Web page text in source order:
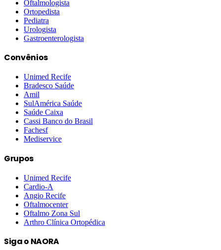
Oftalmologista
Ortopedista
Pediatra
Urologista
Gastroenterologista
Convênios
Unimed Recife
Bradesco Saúde
Amil
SulAmérica Saúde
Saúde Caixa
Cassi Banco do Brasil
Fachesf
Mediservice
Grupos
Unimed Recife
Cardio-A
Angio Recife
Oftalmocenter
Oftalmo Zona Sul
Arthro Clínica Ortopédica
Siga o NAORA